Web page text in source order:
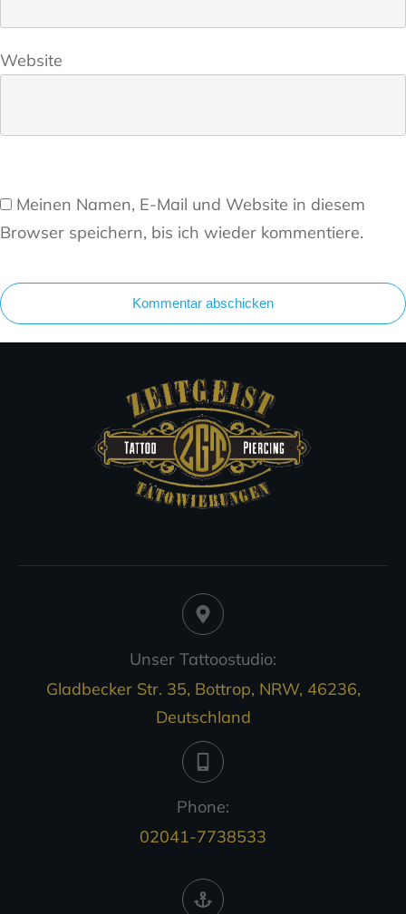
Website
Meinen Namen, E-Mail und Website in diesem
Browser speichern, bis ich wieder kommentiere.
Kommentar abschicken
Unser Tattoostudio:
Gladbecker Str. 35, Bottrop, NRW, 46236,
Deutschland
Phone:
02041-7738533